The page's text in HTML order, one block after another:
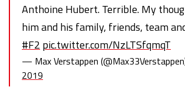
Anthoine Hubert. Terrible. My
him and his family, friends, team
#F2 pic.twitter.com/NzLTSfqmqT
— Max Verstappen
2019